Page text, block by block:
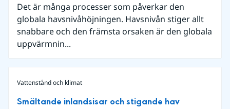
Det är många processer som påverkar den
globala havsnivåhöjningen. Havsnivån stiger allt
snabbare och den främsta orsaken är den globala
uppvärmnin...
Vattenstånd och klimat
Smältande inlandsisar och stigande hav